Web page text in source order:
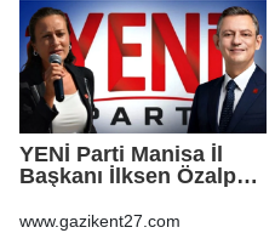
YENİ Parti Manisa İl
Başkanı İlksen Özalper
www.gazikent27.com